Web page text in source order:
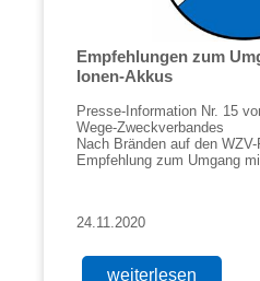
Empfehlungen zum
Ionen-Akkus
Presse-Information Nr. 15
Wege-Zweckverbandes
Nach Bränden auf den
Empfehlung zum Umgang
24.11.2020
weiterlesen